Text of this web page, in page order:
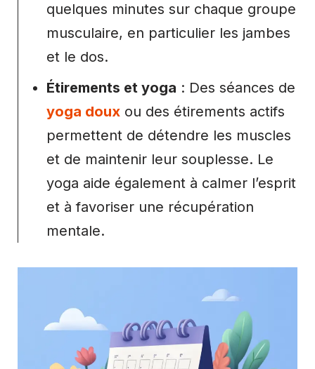
quelques minutes sur chaque groupe
musculaire, en particulier les jambes
et le dos.
Étirements et yoga : Des séances de
yoga doux ou des étirements actifs
permettent de détendre les muscles
et de maintenir leur souplesse. Le
yoga aide également à calmer l’esprit
et à favoriser une récupération
mentale.